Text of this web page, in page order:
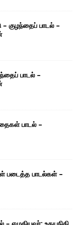
குழந்தைப் பாடல் –
பாடல் –
பாடல் –
படைத்த பாடல்கள் –